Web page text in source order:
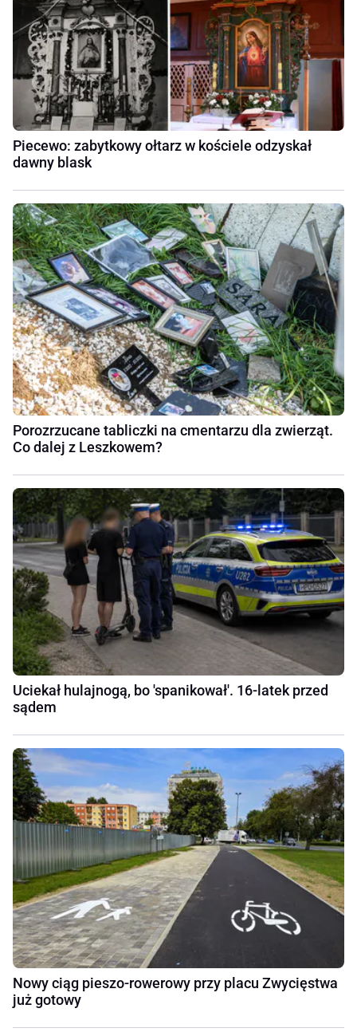
Piecewo: zabytkowy ołtarz w kościele odzyskał
dawny blask
Porozrzucane tabliczki na cmentarzu dla zwierząt.
Co dalej z Leszkowem?
Uciekał hulajnogą, bo 'spanikował'. 16-latek przed
sądem
Nowy ciąg pieszo-rowerowy przy placu Zwycięstwa
już gotowy